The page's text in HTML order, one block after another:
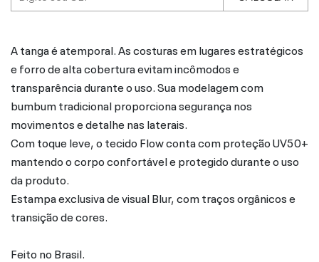
A tanga é atemporal. As costuras em lugares estratégicos
e forro de alta cobertura evitam incômodos e
transparência durante o uso. Sua modelagem com
bumbum tradicional proporciona segurança nos
movimentos e detalhe nas laterais.
Com toque leve, o tecido Flow conta com proteção UV50+
mantendo o corpo confortável e protegido durante o uso
da produto.
Estampa exclusiva de visual Blur, com traços orgânicos e
transição de cores.
Feito no Brasil.